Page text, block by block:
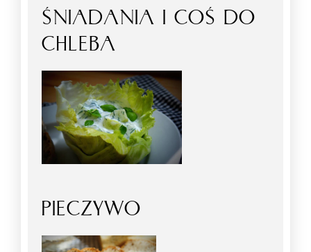
ŚNIADANIA I COŚ DO
CHLEBA
PIECZYWO